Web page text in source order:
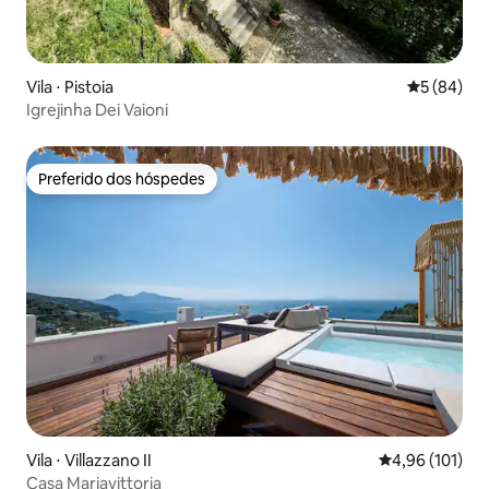
Vila ⋅ Pistoia 5 de uma
5 (84)
Igrejinha Dei Vaioni
Preferido dos hóspedes
Preferido dos hóspedes
Vila ⋅ Villazzano II 4,96 de uma
4,96 (101)
Casa Mariavittoria